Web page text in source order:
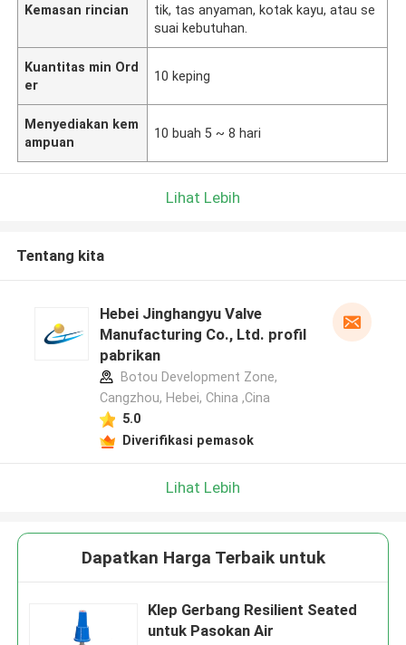
Kemasan rincian
tik, tas anyaman, kotak kayu, atau se
suai kebutuhan.
Kuantitas min Ord
er
10 keping
Menyediakan kem
ampuan
10 buah 5 ~ 8 hari
Lihat Lebih
Tentang kita
Hebei Jinghangyu Valve
Manufacturing Co., Ltd. profil
pabrikan
Botou Development Zone,
Cangzhou, Hebei, China ,Cina
5.0
Diverifikasi pemasok
Lihat Lebih
Dapatkan Harga Terbaik untuk
Klep Gerbang Resilient Seated
untuk Pasokan Air